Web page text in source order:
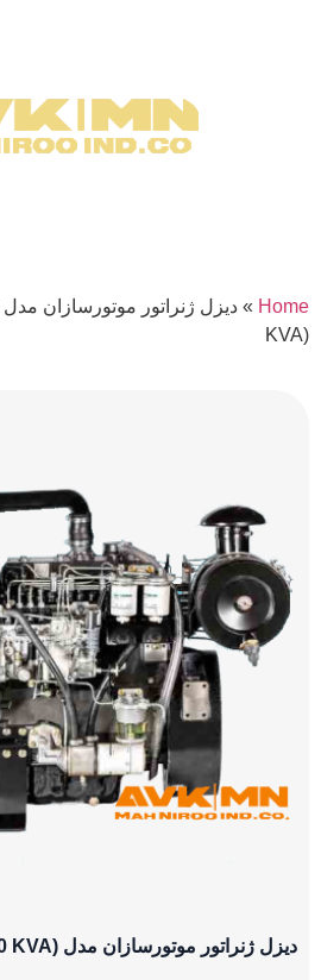
Home
»
KVA)
دیزل ژنراتور موتورسازان مدل MTI440C – 100GD (80 KVA)